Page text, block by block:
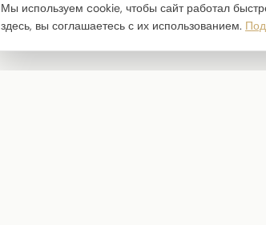
Мы используем cookie, чтобы сайт работал
здесь, вы соглашаетесь с их использованием.